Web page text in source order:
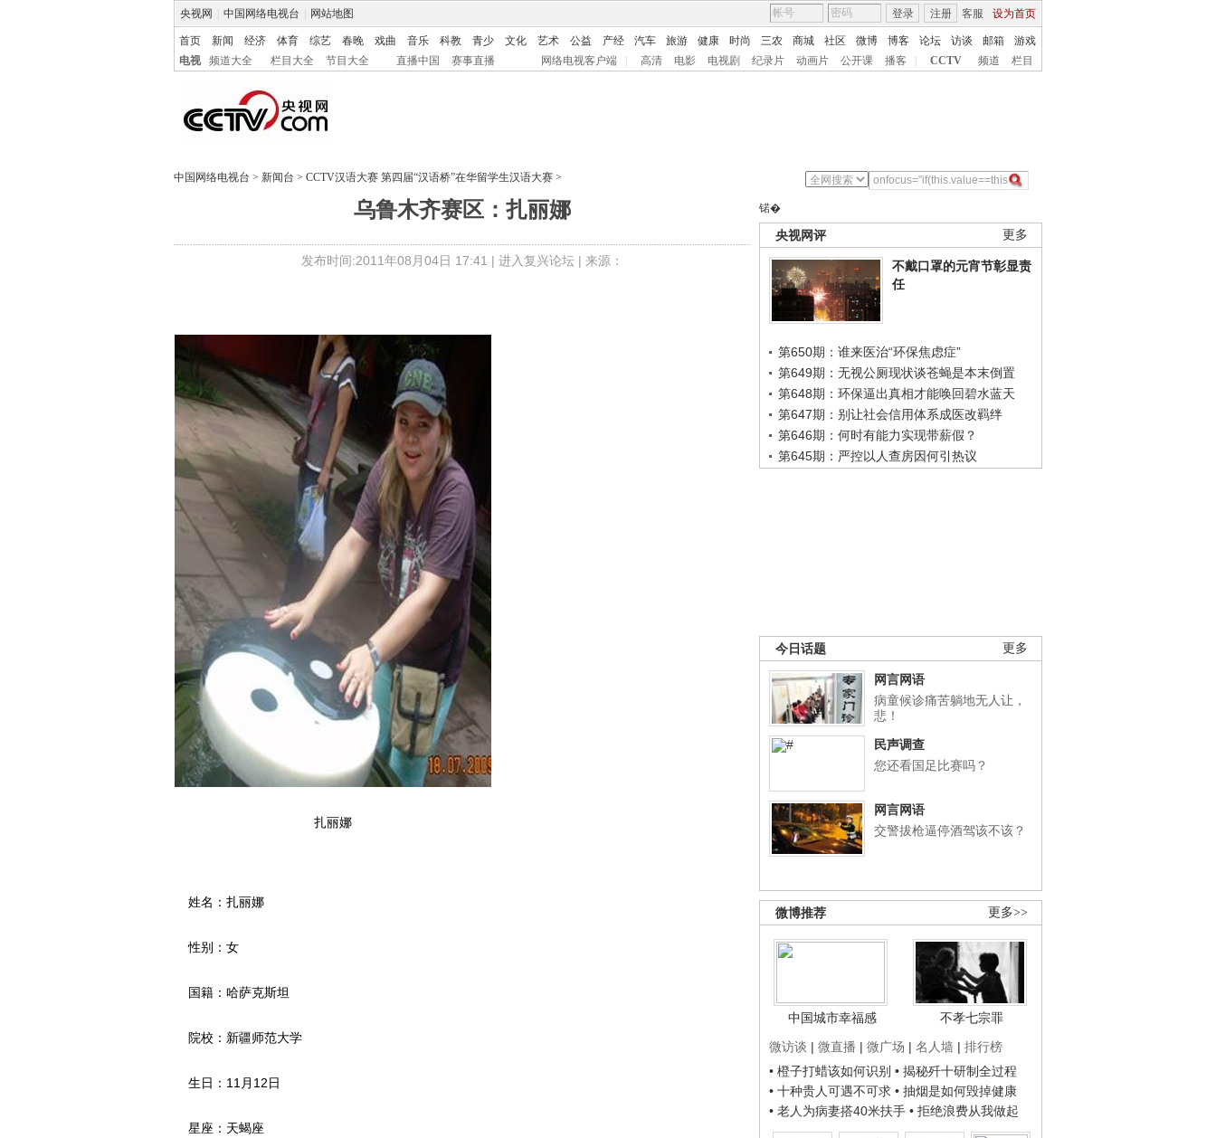
央视网 中国网络电视台 网站地图 客服 设为首页
登录 注册
首页 新闻 经济 体育 综艺 春晚 戏曲 音乐 科教 青少 文化 艺术 公益 产经 汽车 旅游 健康 时尚 三农 商城 社区 微博 博客 论坛 访谈 邮箱
游戏
电视
频道大全 栏目大全 节目大全 直播中国 赛事直播 网络电视客户端 高清 电影 电视剧 纪录片 动画片 公开课 播客 CCTV 频道 栏目
中国网络电视台 > 新闻台 > CCTV汉语大赛 第四届“汉语桥”在华留学生汉语大赛 >
乌鲁木齐赛区：扎丽娜
发布时间:2011年08月04日 17:41 | 进入复兴论坛| 来源：
锘�
更多
央视网评
不戴口罩的元宵节彰显责
任
第650期：谁来医治“环保焦虑症”
第649期：无视公厕现状谈苍蝇是本末倒置
第648期：环保逼出真相才能唤回碧水蓝天
第647期：别让社会信用体系成医改羁绊
第646期：何时有能力实现带薪假？
第645期：严控以人查房因何引热议
更多
今日话题
网言网语
病童候诊痛苦躺地无人让，
悲！
民声调查
您还看国足比赛吗？
网言网语
交警拔枪逼停酒驾该不该？
更多>>
微博推荐
中国城市幸福感
不孝七宗罪
微访谈 | 微直播 | 微广场 | 名人墙 | 排行榜
• 橙子打蜡该如何识别 • 揭秘歼十研制全过程
• 十种贵人可遇不可求 • 抽烟是如何毁掉健康
• 老人为病妻搭40米扶手 • 拒绝浪费从我做起
扎丽娜
姓名：扎丽娜
性别：女
国籍：哈萨克斯坦
院校：新疆师范大学
生日：11月12日
星座：天蝎座